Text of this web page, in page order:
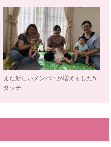
また新しいメンバーが増えました5
タッチ